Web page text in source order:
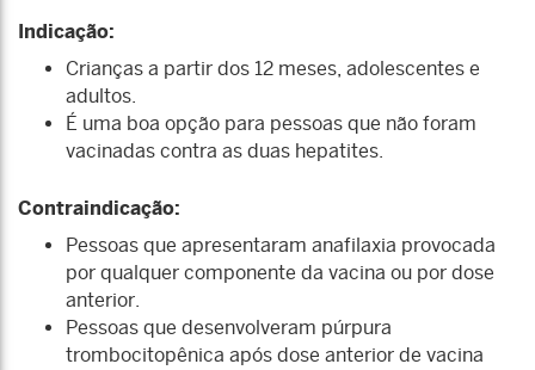
Indicação:
Crianças a partir dos 12 meses, adolescentes e
adultos.
É uma boa opção para pessoas que não foram
vacinadas contra as duas hepatites.
Contraindicação:
Pessoas que apresentaram anafilaxia provocada
por qualquer componente da vacina ou por dose
anterior.
Pessoas que desenvolveram púrpura
trombocitopênica após dose anterior de vacina